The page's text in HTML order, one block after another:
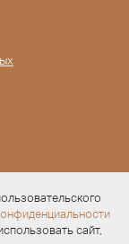
сайт,